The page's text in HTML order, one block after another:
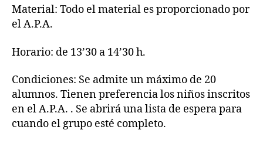
Material: Todo el material es proporcionado por
el A.P.A.
Horario: de 13’30 a 14’30 h.
Condiciones: Se admite un máximo de 20
alumnos. Tienen preferencia los niños inscritos
en el A.P.A. . Se abrirá una lista de espera para
cuando el grupo esté completo.